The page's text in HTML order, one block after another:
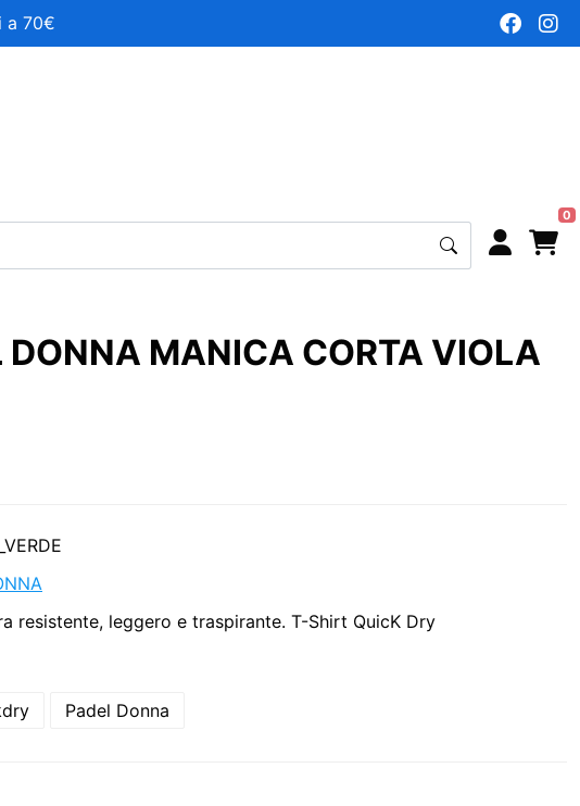
a 70€
0
DONNA MANICA CORTA VIOLA
resistente, leggero e traspirante. T-Shirt QuicK Dry
Padel Donna